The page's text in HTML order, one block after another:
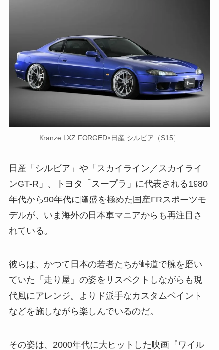
Kranze LXZ FORGED×日産 シルビア（S15）
日産「シルビア」や「スカイライン／スカイライ
ンGT-R」、トヨタ「スープラ」に代表される1980
年代から90年代に隆盛を極めた国産FRスポーツモ
デルが、いま海外の日本車マニアからも再注目さ
れている。
彼らは、かつて日本の若者たちが峠道で腕を磨い
ていた「走り屋」の姿をリスペクトしながらも現
代風にアレンジ。よりド派手なカスタムペイント
などを施しながら楽しんでいるのだ。
その姿は、2000年代に大ヒットした映画『ワイル